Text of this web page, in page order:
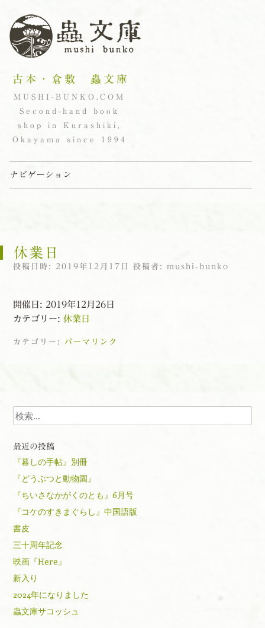
古本・倉敷 蟲文庫
MUSHI-BUNKO.COM
Second-hand book
shop in Kurashiki,
Okayama since 1994
ナビゲーション
休業日
投稿日時: 2019年12月17日 投稿者: mushi-bunko
開催日: 2019年12月26日
カテゴリー: 休業日
カテゴリー: パーマリンク
検索
最近の投稿
『暮しの手帖』別冊
『どうぶつと動物園』
『ちいさなかがくのとも』6月号
『コケのすきまぐらし』中国語版
書皮
三十周年記念
映画『Here』
新入り
2024年になりました
蟲文庫サコッシュ